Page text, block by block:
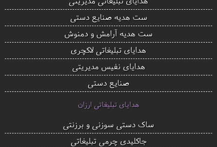
ست هدیه صنایع دستی
ست هدیه آرامش و دمنوش
هدایای تبلیغاتی لاکچری
هدایای نفیس مدیریتی
صنایع دستی
هدایای تبلیغاتی ارزان
ساک دستی سوزنی و برزنتی
جاکلیدی چرمی تبلیغاتی